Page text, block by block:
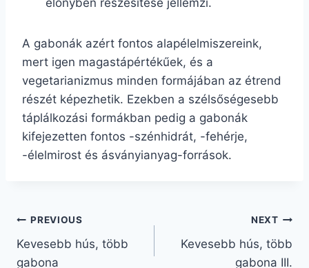
A gabonák azért fontos alapélelmiszereink,
mert igen magastápértékűek, és a
vegetarianizmus minden formájában az étrend
részét képezhetik. Ezekben a szélsőségesebb
táplálkozási formákban pedig a gabonák
kifejezetten fontos -szénhidrát, -fehérje,
-élelmirost és ásványianyag-források.
Bejegyzés
navigáció
PREVIOUS
Kevesebb hús, több
gabona
NEXT
Kevesebb hús, több
gabona III.